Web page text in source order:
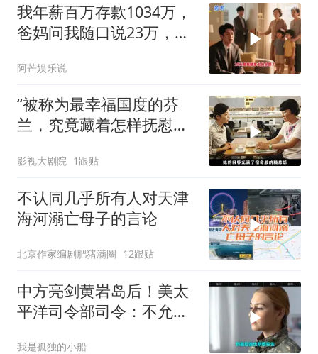
我年薪百万存款1034万，
爸妈问我随口说23万，结
阿芒娱乐说
“被称为最幸福国度的芬
兰，究竟藏着怎样抚慰人
影视大剧院 1跟贴
不认同几乎所有人对天津
海河溺亡母子的言论
北京作家编剧肥猪满圈 12跟贴
中方亮剑黄岩岛后！美太
平洋司令部司令：不允许
我是孤独的小船